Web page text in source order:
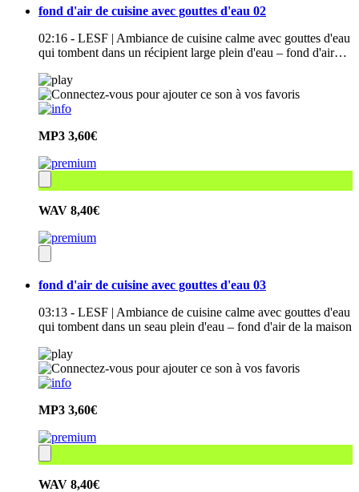
fond d'air de cuisine avec gouttes d'eau 02
02:16 - LESF | Ambiance de cuisine calme avec gouttes d'eau
qui tombent dans un récipient large plein d'eau – fond d'air…
MP3 3,60€
WAV 8,40€
fond d'air de cuisine avec gouttes d'eau 03
03:13 - LESF | Ambiance de cuisine calme avec gouttes d'eau
qui tombent dans un seau plein d'eau – fond d'air de la maison
MP3 3,60€
WAV 8,40€